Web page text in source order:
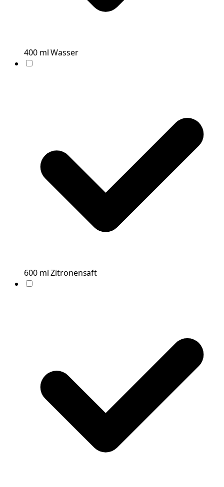
400 mlWasser
600 mlZitronensaft